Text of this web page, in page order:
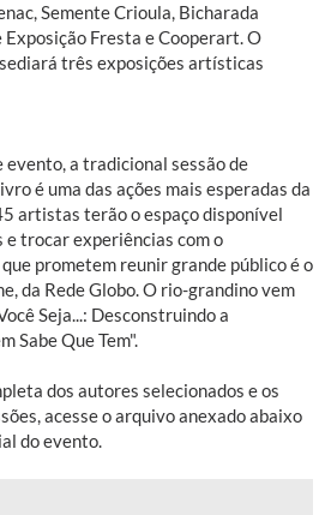
Semente Crioula, Bicharada
Fresta e Cooperart. O
três exposições artísticas
evento, a tradicional sessão de
é uma das ações mais esperadas da
artistas terão o espaço disponível
e trocar experiências com o
prometem reunir grande público é o
da Rede Globo. O rio-grandino vem
Seja...: Desconstruindo a
Sabe Que Tem".
dos autores selecionados e os
acesse o arquivo anexado abaixo
do evento.